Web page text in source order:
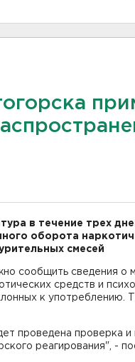
в течение трех
оборота
смесей
сообщить сведения о
средств и
к употреблению.
проведена проверка и
реагирования", -